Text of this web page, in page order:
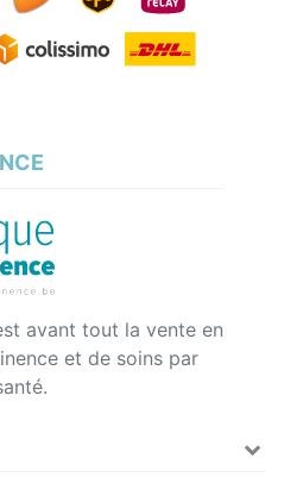
avant tout la vente en
et de soins par